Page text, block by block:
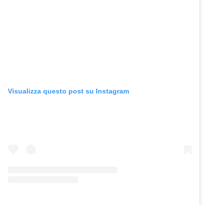
Visualizza questo post su Instagram